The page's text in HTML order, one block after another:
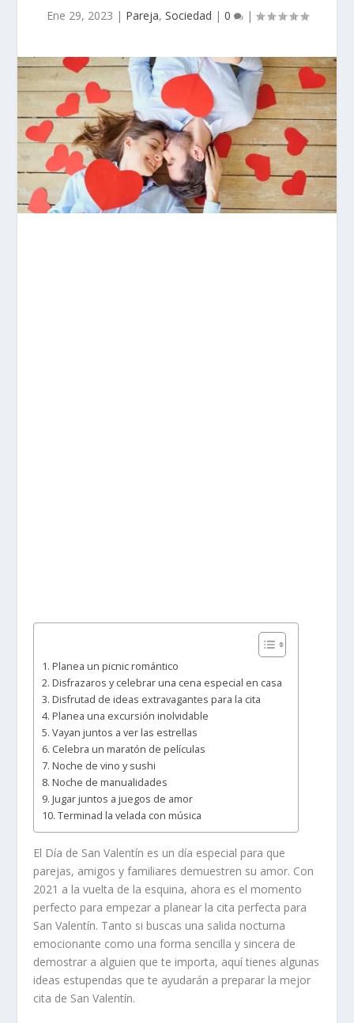
Ene 29, 2023 | Pareja, Sociedad | 0 |
1. Planea un picnic romántico
2. Disfrazaros y celebrar una cena especial en casa
3. Disfrutad de ideas extravagantes para la cita
4. Planea una excursión inolvidable
5. Vayan juntos a ver las estrellas
6. Celebra un maratón de películas
7. Noche de vino y sushi
8. Noche de manualidades
9. Jugar juntos a juegos de amor
10. Terminad la velada con música
El Día de San Valentín es un día especial para que
parejas, amigos y familiares demuestren su amor. Con
2021 a la vuelta de la esquina, ahora es el momento
perfecto para empezar a planear la cita perfecta para
San Valentín. Tanto si buscas una salida nocturna
emocionante como una forma sencilla y sincera de
demostrar a alguien que te importa, aquí tienes algunas
ideas estupendas que te ayudarán a preparar la mejor
cita de San Valentín.